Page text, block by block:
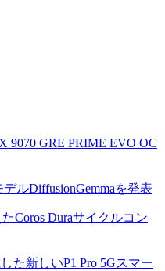
9070 GRE PRIME EVO OC
ルDiffusionGemmaを発表
Coros Duraサイクルコン
た新しいP1 Pro 5Gスマー